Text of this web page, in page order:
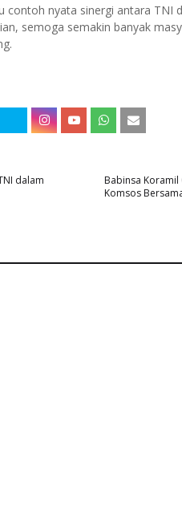
contoh nyata sinergi antara TNI
semoga semakin banyak
Babinsa
Komsos
dalam